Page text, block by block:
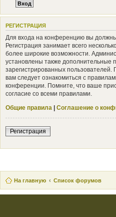
РЕГИСТРАЦИЯ
Для входа на конференцию вы
Регистрация занимает всего
более широкие возможности.
установлены также дополнительные
зарегистрированных пользователей.
вам следует ознакомиться с
конференции. Помните, что ваше
согласие со всеми правилами.
Общие правила | Соглашение о
Регистрация
На главную Список форумов